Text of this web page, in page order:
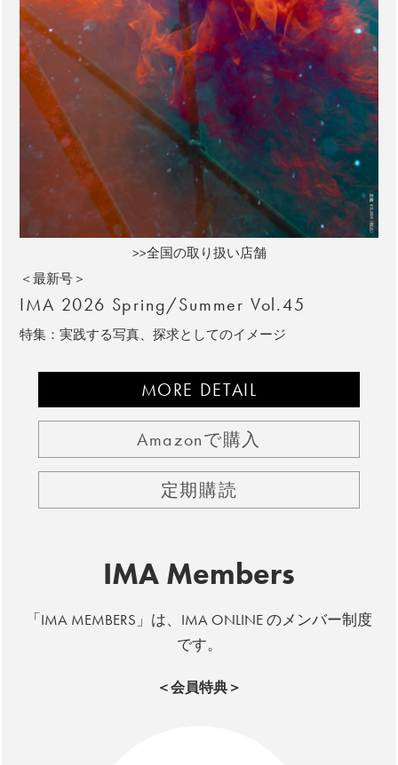
>>全国の取り扱い店舗
＜最新号＞
IMA 2026 Spring/Summer Vol.45
特集：実践する写真、探求としてのイメージ
MORE DETAIL
Amazonで購入
定期購読
IMA Members
「IMA MEMBERS」は、IMA ONLINE のメンバー制度
です。
＜会員特典＞